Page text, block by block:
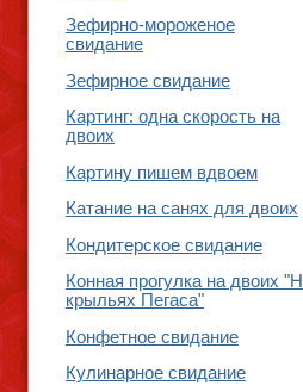
Зефирно-мороженое
свидание
Зефирное свидание
Картинг: одна скорость на
двоих
Картину пишем вдвоем
Катание на санях для двоих
Кондитерское свидание
Конная прогулка на двоих
крыльях Пегаса"
Конфетное свидание
Кулинарное свидание